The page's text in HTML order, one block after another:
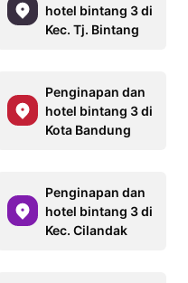
hotel bintang 3 di
Kec. Tj. Bintang
Penginapan dan
hotel bintang 3 di
Kota Bandung
Penginapan dan
hotel bintang 3 di
Kec. Cilandak